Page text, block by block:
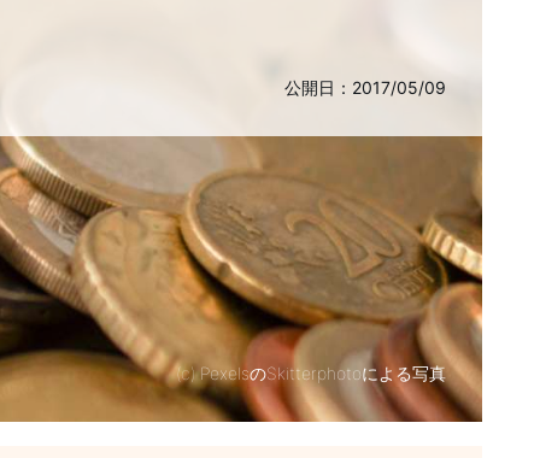
公開日：2017/05/09
(c)PexelsのSkitterphotoによる写真